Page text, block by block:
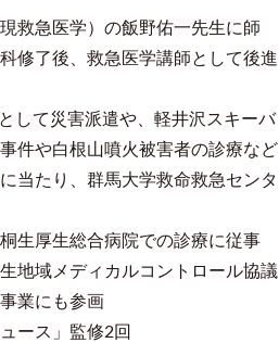
救急医学）の飯野佑一先生に師
修了後、救急医学講師として後進
して災害派遣や、軽井沢スキーバ
件や白根山噴火被害者の診療など
当たり、群馬大学救命救急センタ
生厚生総合病院での診療に従事
地域メディカルコントロール協議
業にも参画
ース」監修2回